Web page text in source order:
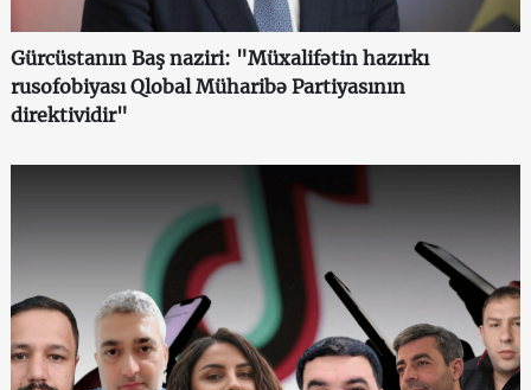
Gürcüstanın Baş naziri: "Müxalifətin hazırkı
rusofobiyası Qlobal Müharibə Partiyasının
direktividir"